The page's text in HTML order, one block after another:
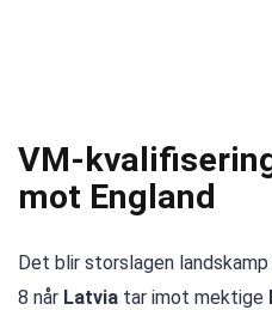
VM-
mot England
Det blir storslagen
8 når Latvia tar imot mektige